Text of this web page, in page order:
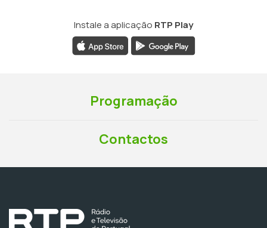
Instale a aplicação RTP Play
Programação
Contactos